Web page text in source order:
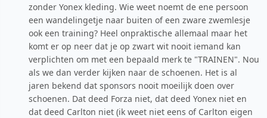
zonder Yonex kleding. Wie weet noemt de ene persoon
een wandelingetje naar buiten of een zware zwemlesje
ook een training? Heel onpraktische allemaal maar het
komt er op neer dat je op zwart wit nooit iemand kan
verplichten om met een bepaald merk te "TRAINEN". Nou
als we dan verder kijken naar de schoenen. Het is al
jaren bekend dat sponsors nooit moeilijk doen over
schoenen. Dat deed Forza niet, dat deed Yonex niet en
dat deed Carlton niet (ik weet niet eens of Carlton eigen